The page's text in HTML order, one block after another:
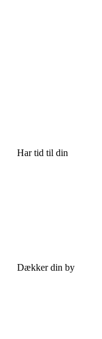
Har tid til din
Dækker din by